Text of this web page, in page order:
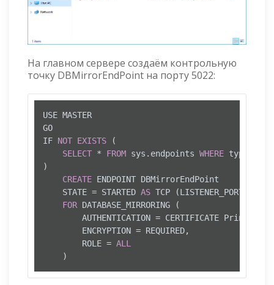
На главном сервере создаём контрольную
точку DBMirrorEndPoint на порту 5022:
USE MASTER
GO
IF NOT EXISTS (
SELECT * FROM sys.endpoints WHERE type
)
CREATE ENDPOINT DBMirrorEndPoint
	STATE
= STARTED AS TCP (LISTENER_PORT
FOR DATABASE_MIRRORING (
		AUTHENTICATION
= CERTIFICATE
		ENCRYPTION
= REQUIRED,
		ROLE
= ALL
	)